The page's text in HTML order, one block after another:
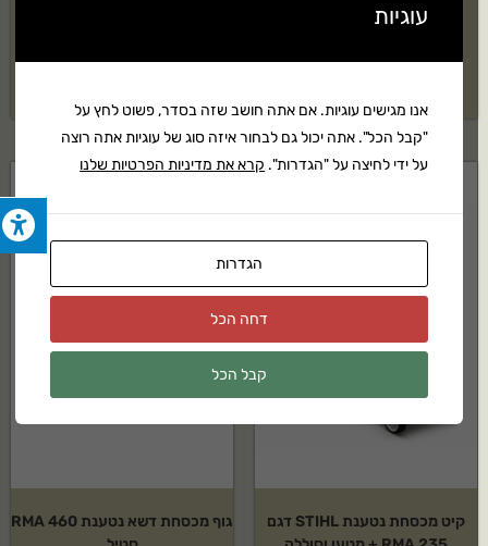
מאווררת צינוריות נגררת
קיט מכסחת נטענת STIHL דגם
גוף מכסחת דשא נטענת RMA 460
עוגיות
אנו מגישים עוגיות. אם אתה חושב שזה בסדר, פשוט לחץ על
"קבל הכל". אתה יכול גם לבחור איזה סוג של עוגיות אתה רוצה
על ידי לחיצה על "הגדרות".קרא את מדיניות הפרטיות שלנו
הגדרות
דחה הכל
קבל הכל